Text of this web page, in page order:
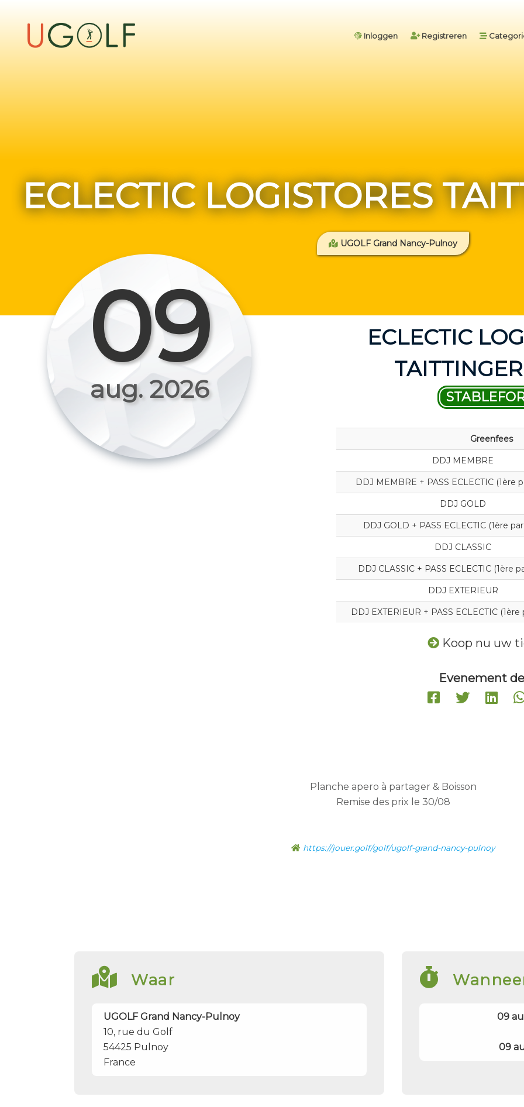
Inloggen Registreren
ECLECTIC LOGISTORES
UGOLF Grand Nancy-Pulnoy
09
aug. 2026
ECLECTIC
Greenfees
DDJ MEMBRE
DDJ MEMBRE + PASS ECLECTIC (1ère
DDJ GOLD
DDJ GOLD + PASS ECLECTIC (1ère
DDJ CLASSIC
DDJ CLASSIC + PASS ECLECTIC (1ère
DDJ EXTERIEUR
DDJ EXTERIEUR + PASS ECLECTIC
Koop nu uw
Evenement
Planche apero à partager & Boisson
Remise des prix le 30/08
https://jouer.golf/golf/ugolf-grand-nancy-pulnoy
Waar
UGOLF Grand Nancy-Pulnoy
10, rue du Golf
54425 Pulnoy
France
09
09